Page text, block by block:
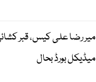
میر رضا علی کیس، قبر
میڈیکل بورڈ بحال